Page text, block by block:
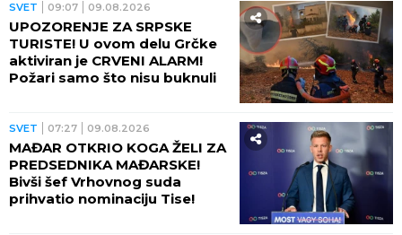
SVET 09:07 09.08.2026
UPOZORENJE ZA SRPSKE
TURISTE! U ovom delu Grčke
aktiviran je CRVENI ALARM!
Požari samo što nisu buknuli
SVET 07:27 09.08.2026
MAĐAR OTKRIO KOGA ŽELI ZA
PREDSEDNIKA MAĐARSKE!
Bivši šef Vrhovnog suda
prihvatio nominaciju Tise!